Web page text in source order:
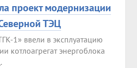
проект модернизации
ТЭЦ
1» ввели в эксплуатацию
котлоагрегат энергоблока